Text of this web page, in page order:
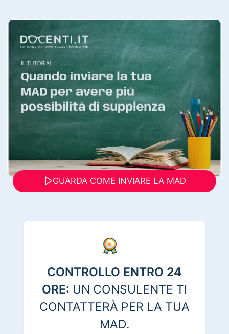
GUARDA COME INVIARE LA MAD
CONTROLLO ENTRO 24
ORE: UN CONSULENTE TI
CONTATTERÀ PER LA TUA
MAD.